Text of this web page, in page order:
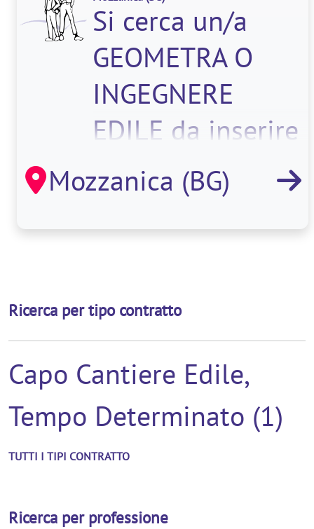
Si cerca un/a
GEOMETRA O
INGEGNERE
EDILE da inserire
in azienda in
qualità di
Capocantieri.<
Mozzanica (BG)
Ricerca per tipo contratto
Capo Cantiere Edile,
Tempo Determinato (1)
TUTTI I TIPI CONTRATTO
Ricerca per professione